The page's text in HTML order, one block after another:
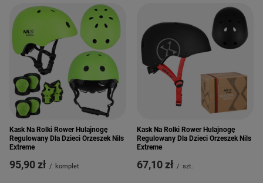
Kask Na Rolki Rower Hulajnogę
Regulowany Dla Dzieci Orzeszek Nils
Extreme
95,90 zł / komplet
Kask Na Rolki Rower Hulajnogę
Regulowany Dla Dzieci Orzeszek Nils
Extreme
67,10 zł / szt.